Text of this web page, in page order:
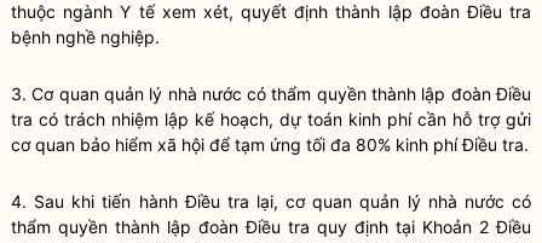
thuộc ngành Y tế xem xét, quyết định thành lập đoàn Điều tra
bệnh nghề nghiệp.
3. Cơ quan quản lý nhà nước có thẩm quyền thành lập đoàn Điều
tra có trách nhiệm lập kế hoạch, dự toán kinh phí cần hỗ trợ gửi
cơ quan bảo hiểm xã hội để tạm ứng tối đa 80% kinh phí Điều tra.
4. Sau khi tiến hành Điều tra lại, cơ quan quản lý nhà nước có
thẩm quyền thành lập đoàn Điều tra quy định tại Khoản 2 Điều